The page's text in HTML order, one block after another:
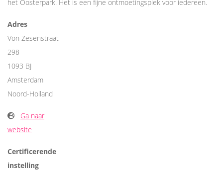
het Oosterpark. Het is een fijne ontmoetingsplek voor iedereen.
Adres
Von Zesenstraat
298
1093 BJ
Amsterdam
Noord-Holland
Ga naar
website
Certificerende
instelling